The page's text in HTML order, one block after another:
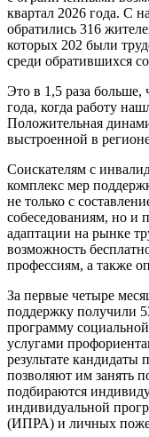
квартал 2026 года. С
обратились 316
которых 202 были
среди обратившихся
Это в 1,5 раза
года, когда работу
Положительная
выстроенной в
Соискателям с
комплекс мер
не только с
собеседованиям, но и
адаптации на рынке
возможность
профессиям, а также
За первые четыре
поддержку получили
программу
услугами
результате
позволяют им занять
подбираются
индивидуальной
(ИПРА) и личных